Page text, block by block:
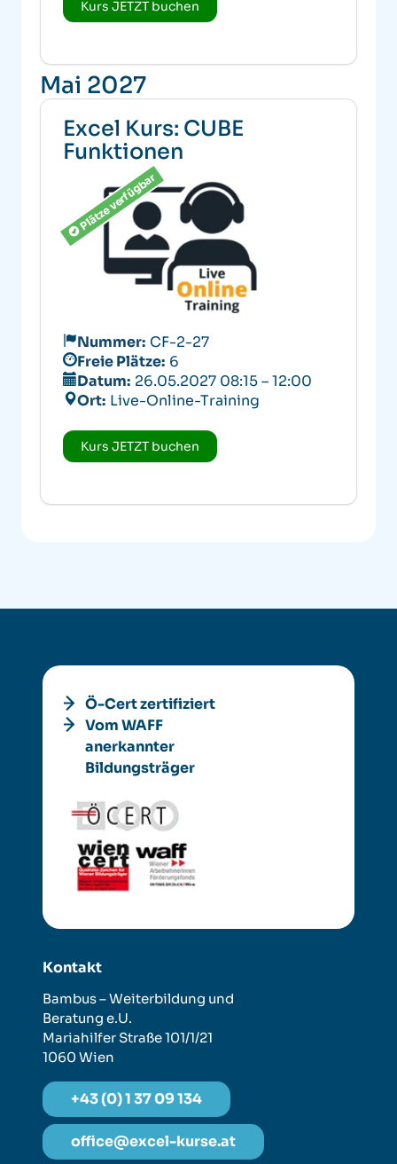
Kurs JETZT buchen
Mai 2027
Excel Kurs: CUBE
Funktionen
Plätze verfügbar
Nummer: CF-2-27
Freie Plätze: 6
Datum: 26.05.2027 08:15 – 12:00
Ort: Live-Online-Training
Kurs JETZT buchen
Ö-Cert zertifiziert
Vom WAFF
anerkannter
Bildungsträger
Kontakt
Bambus – Weiterbildung und
Beratung e.U.
Mariahilfer Straße 101/1/21
1060 Wien
+43 (0) 1 37 09 134
office@excel-kurse.at